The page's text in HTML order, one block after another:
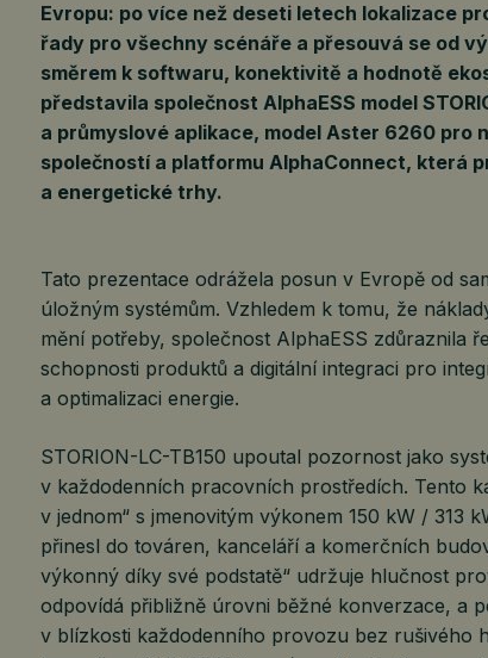
Evropu: po více než deseti letech lokalizace
řady pro všechny scénáře a přesouvá se od
směrem k softwaru, konektivitě a hodnotě
představila společnost AlphaESS model
a průmyslové aplikace, model Aster 6260 pro
společností a platformu AlphaConnect, která
a energetické trhy.
Tato prezentace odrážela posun v Evropě od
úložným systémům. Vzhledem k tomu, že
mění potřeby, společnost AlphaESS zdůraznila
schopnosti produktů a digitální integraci pro
a optimalizaci energie.
STORION-LC-TB150 upoutal pozornost jako
v každodenních pracovních prostředích. Tento
v jednom“ s jmenovitým výkonem 150 kW / 313
přinesl do továren, kanceláří a komerčních
výkonný díky své podstatě“ udržuje hlučnost
odpovídá přibližně úrovni běžné konverzace, a
v blízkosti každodenního provozu bez rušivého